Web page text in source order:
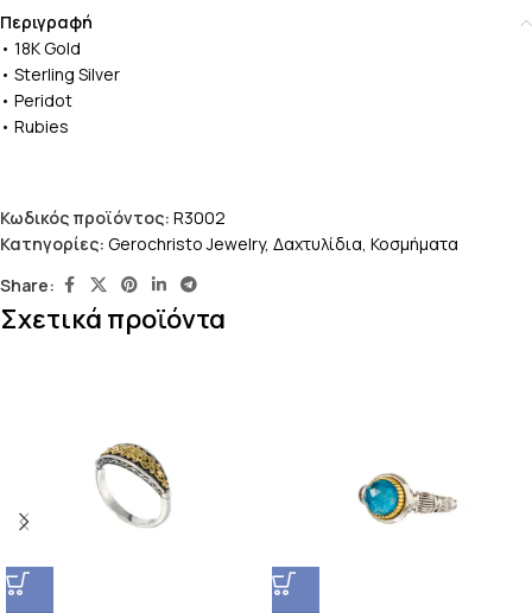
Περιγραφή
• 18K Gold
• Sterling Silver
• Peridot
• Rubies
Κωδικός προϊόντος: R3002
Κατηγορίες: Gerochristo Jewelry, Δαχτυλίδια, Κοσμήματα
Share:
Σχετικά προϊόντα